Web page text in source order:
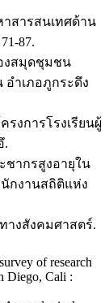
สารสนเทศด้าน
87.
งสมุดชุมชน
ำเภอภูกระดึง
รงการโรงเรียนผู้
.
ชากรสูงอายุใน
นักงานสถิติแห่ง
างสังคมศาสตร์.
of research
Diego, Cali :